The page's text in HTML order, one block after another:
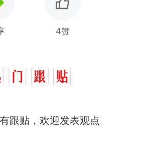
4赞
跟贴，欢迎发表观点